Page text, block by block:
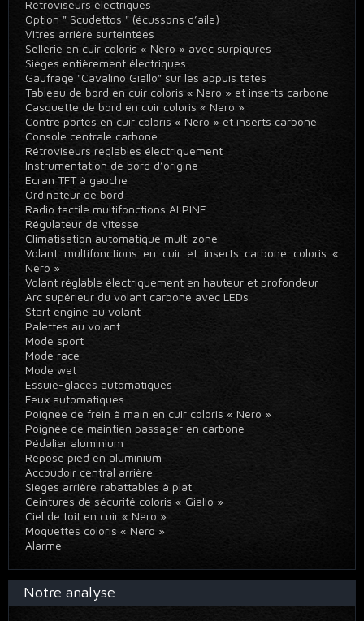
Rétroviseurs électriques
Option " Scudettos " (écussons d’aile)
Vitres arrière surteintées
Sellerie en cuir coloris « Nero » avec surpiqures
Sièges entièrement électriques
Gaufrage "Cavalino Giallo" sur les appuis têtes
Tableau de bord en cuir coloris « Nero » et inserts carbone
Casquette de bord en cuir coloris « Nero »
Contre portes en cuir coloris « Nero » et inserts carbone
Console centrale carbone
Rétroviseurs réglables électriquement
Instrumentation de bord d’origine
Ecran TFT à gauche
Ordinateur de bord
Radio tactile multifonctions ALPINE
Régulateur de vitesse
Climatisation automatique multi zone
Volant multifonctions en cuir et inserts carbone coloris «
Nero »
Volant réglable électriquement en hauteur et profondeur
Arc supérieur du volant carbone avec LEDs
Start engine au volant
Palettes au volant
Mode sport
Mode race
Mode wet
Essuie-glaces automatiques
Feux automatiques
Poignée de frein à main en cuir coloris « Nero »
Poignée de maintien passager en carbone
Pédalier aluminium
Repose pied en aluminium
Accoudoir central arrière
Sièges arrière rabattables à plat
Ceintures de sécurité coloris « Giallo »
Ciel de toit en cuir « Nero »
Moquettes coloris « Nero »
Alarme
Notre analyse